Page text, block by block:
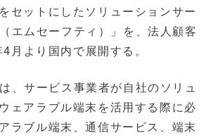
セットにしたソリューションサー
エムセーフティ）」を、法人顧客
月より国内で展開する。
、サービス事業者が自社のソリュ
ェアラブル端末を活用する際に必
ラブル端末、通信サービス、端末